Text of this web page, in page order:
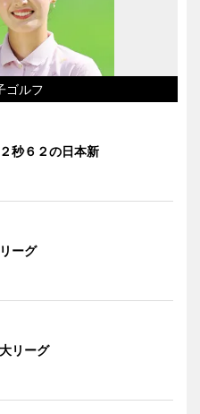
ゴルフ
秒６２の日本新
ーグ
リーグ